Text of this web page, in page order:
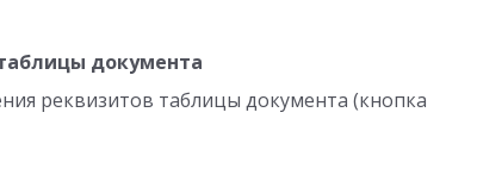
документа
реквизитов таблицы документа (кнопка